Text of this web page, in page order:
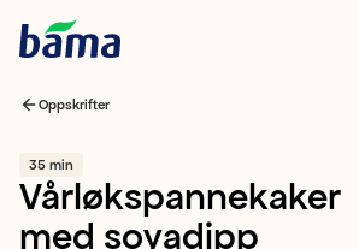
Oppskrifter
35 min
Vårløkspannekaker
med soyadipp